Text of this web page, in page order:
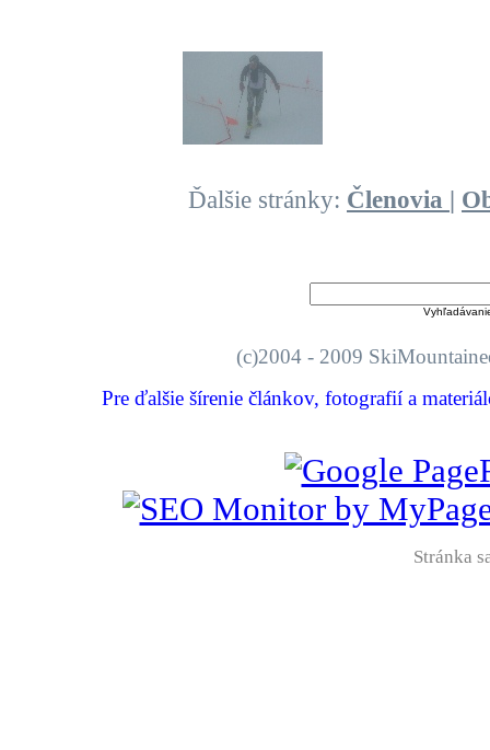
Ďalšie stránky: Členovia |
(c)2004 - 2009
Pre ďalšie šírenie článkov, fotografií a
Stránka